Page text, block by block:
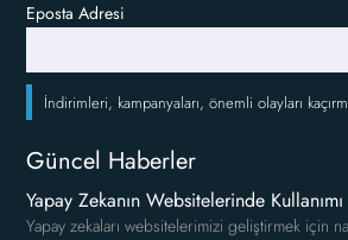
Eposta Adresi
İndirimleri, kampanyaları, önemli olayları
Güncel Haberler
Yapay Zekanın Websitelerinde Kullanımı
Yapay zekaları websitelerimizi geliştirmek için